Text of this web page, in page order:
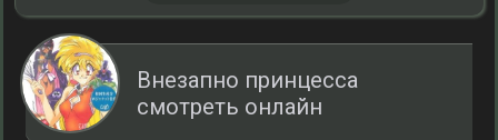
Внезапно принцесса
смотреть онлайн